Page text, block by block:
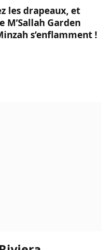
les drapeaux, et
Garden
s’enflamment !